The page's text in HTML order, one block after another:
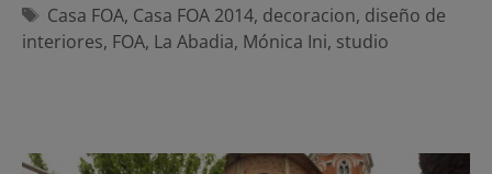
Etiquetas
Casa FOA, Casa FOA 2014, decoracion, diseño de
interiores, FOA, La Abadia, Mónica Ini, studio